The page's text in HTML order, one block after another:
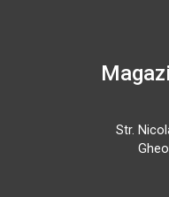
Str.